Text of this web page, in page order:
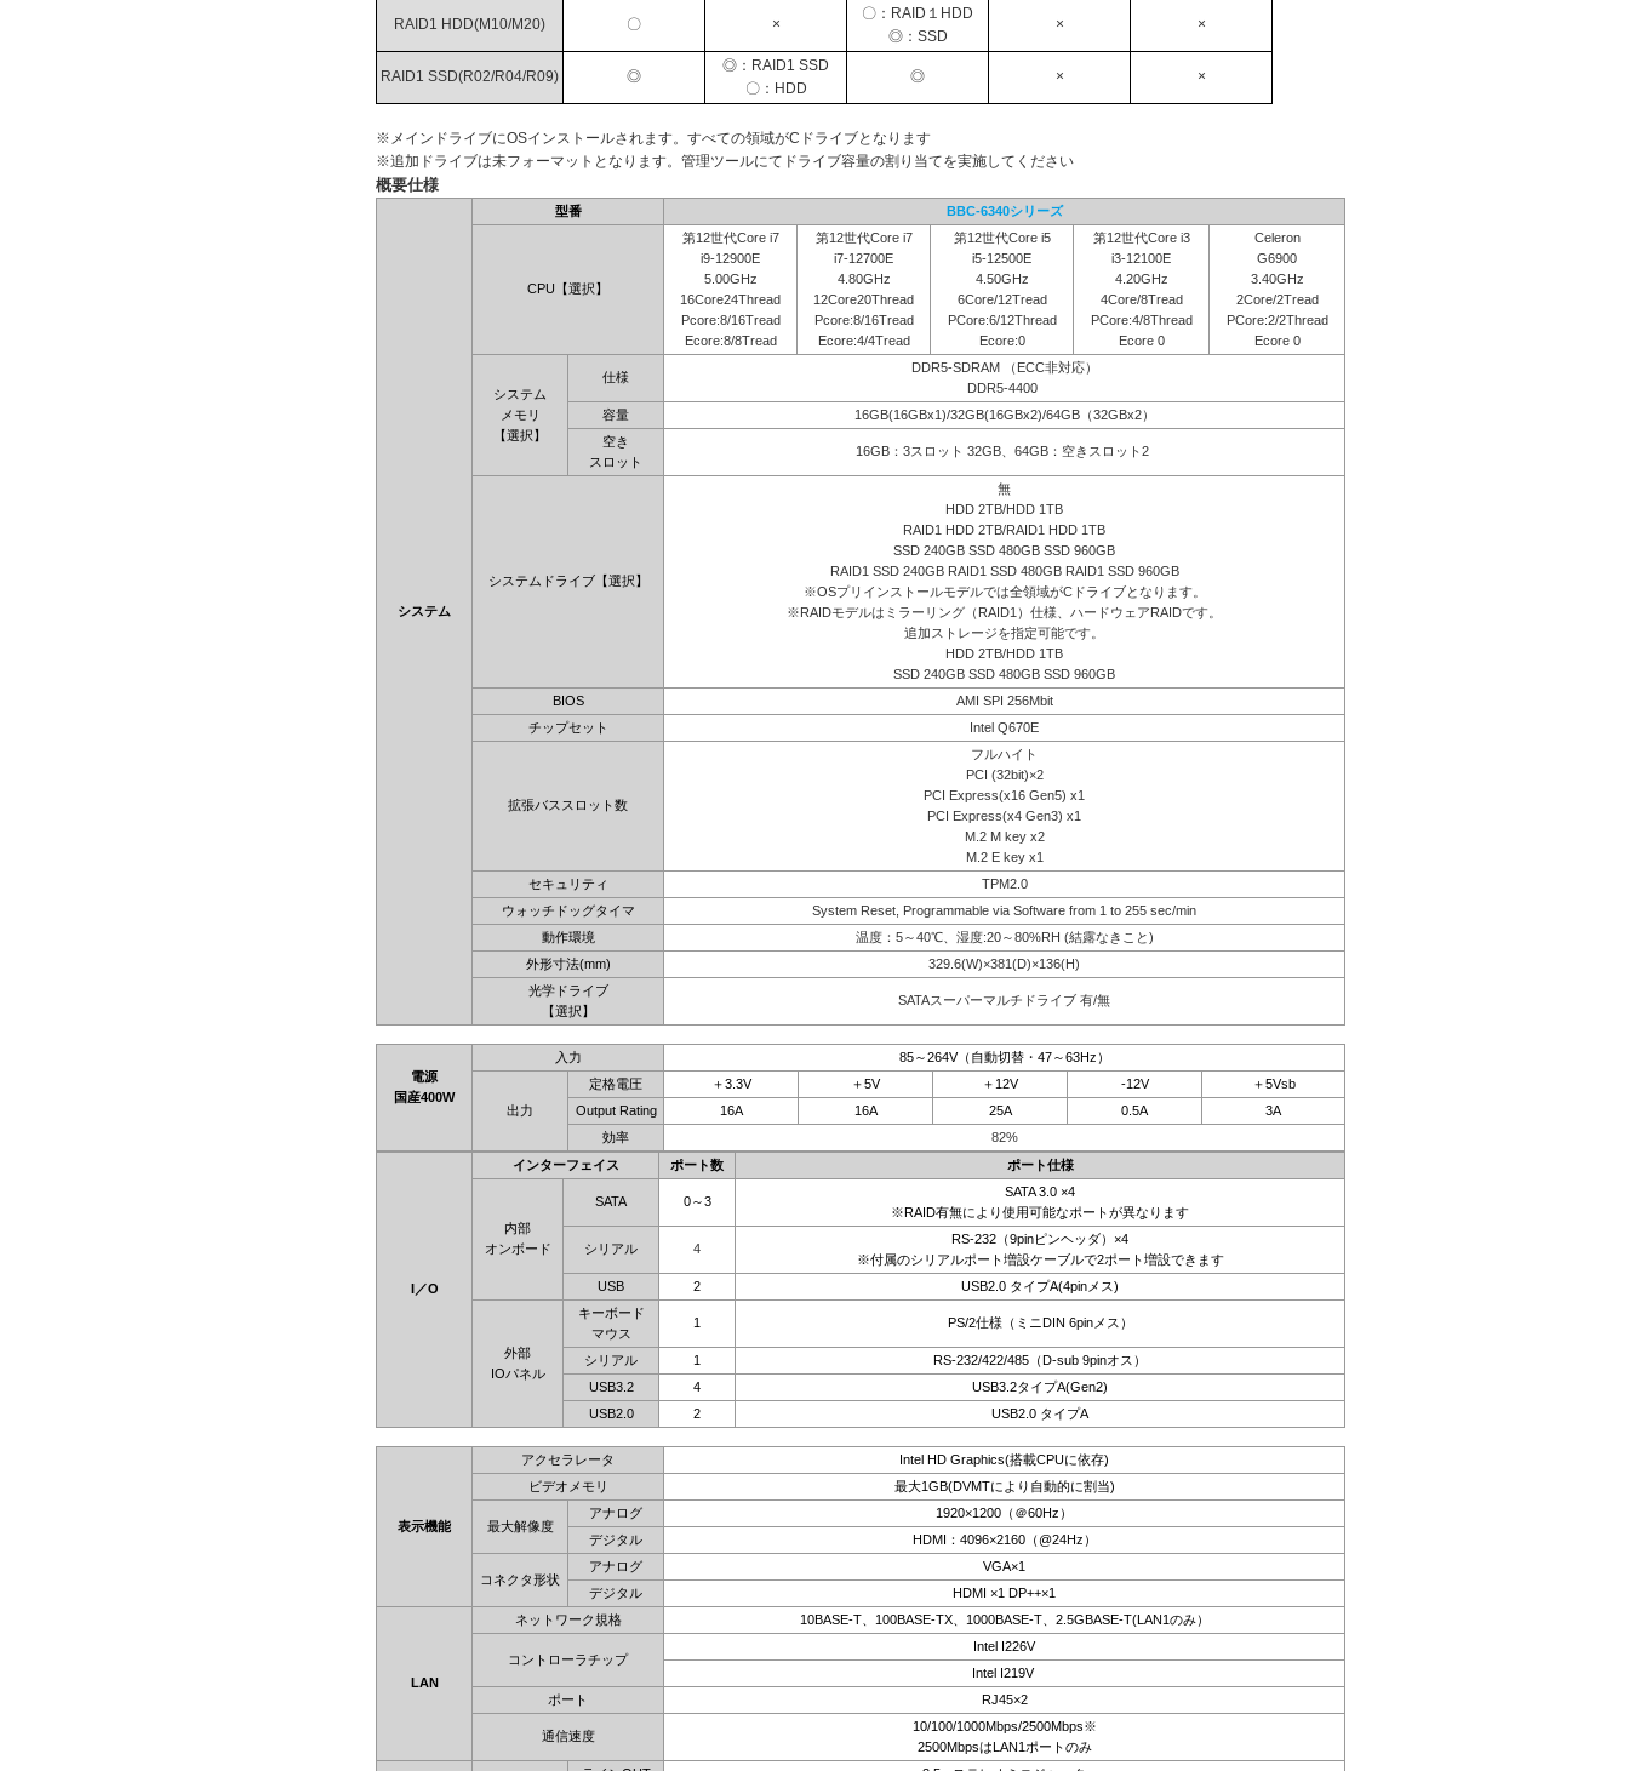
RAID1 HDD(M10/M20) 〇 ×
〇：RAID１HDD
◎：SSD
× ×
RAID1 SSD(R02/R04/R09) ◎
◎：RAID1 SSD
〇：HDD
◎ × ×
※メインドライブにOSインストールされます。すべての領域がCドライブとなります
※追加ドライブは未フォーマットとなります。管理ツールにてドライブ容量の割り当てを実施してください
概要仕様
システム
型番 BBC-6340シリーズ
CPU【選択】
第12世代Core i7
i9-12900E
5.00GHz
16Core24Thread
Pcore:8/16Tread
Ecore:8/8Tread
第12世代Core i7
i7-12700E
4.80GHz
12Core20Thread
Pcore:8/16Tread
Ecore:4/4Tread
第12世代Core i5
i5-12500E
4.50GHz
6Core/12Tread
PCore:6/12Thread
Ecore:0
第12世代Core i3
i3-12100E
4.20GHz
4Core/8Tread
PCore:4/8Thread
Ecore 0
Celeron
G6900
3.40GHz
2Core/2Tread
PCore:2/2Thread
Ecore 0
システム
メモリ
【選択】
仕様
DDR5-SDRAM （ECC非対応）
DDR5-4400
容量
16GB(16GBx1)/32GB(16GBx2)/64GB（32GBx2）
空き
スロット
16GB：3スロット 32GB、64GB：空きスロット2
システムドライブ【選択】
無
HDD 2TB/HDD 1TB
RAID1 HDD 2TB/RAID1 HDD 1TB
SSD 240GB SSD 480GB SSD 960GB
RAID1 SSD 240GB RAID1 SSD 480GB RAID1 SSD 960GB
※OSプリインストールモデルでは全領域がCドライブとなります。
※RAIDモデルはミラーリング（RAID1）仕様、ハードウェアRAIDです。
追加ストレージを指定可能です。
HDD 2TB/HDD 1TB
SSD 240GB SSD 480GB SSD 960GB
BIOS
AMI SPI 256Mbit
チップセット
Intel Q670E
拡張バススロット数
フルハイト
PCI (32bit)×2
PCI Express(x16 Gen5) x1
PCI Express(x4 Gen3) x1
M.2 M key x2
M.2 E key x1
セキュリティ
TPM2.0
ウォッチドッグタイマ
System Reset, Programmable via Software from 1 to 255 sec/min
動作環境
温度：5～40℃、湿度:20～80%RH (結露なきこと)
外形寸法(mm)
329.6(W)×381(D)×136(H)
光学ドライブ
【選択】
SATAスーパーマルチドライブ 有/無
電源
国産400W
入力 85～264V（自動切替・47～63Hz）
出力
定格電圧 ＋3.3V ＋5V ＋12V -12V
＋5Vsb
Output Rating
16A 16A 25A 0.5A
3A
効率
82%
I／O
インターフェイス ポート数 ポート仕様
内部
オンボード
SATA 0～3
SATA 3.0 ×4
※RAID有無により使用可能なポートが異なります
シリアル 4
RS-232（9pinピンヘッダ）×4
※付属のシリアルポート増設ケーブルで2ポート増設できます
USB
2 USB2.0 タイプA(4pinメス)
外部
IOパネル
キーボード
マウス
1 PS/2仕様（ミニDIN 6pinメス）
シリアル 1
RS-232/422/485（D-sub 9pinオス）
USB3.2
4
USB3.2タイプA(Gen2)
USB2.0
2 USB2.0 タイプA
表示機能
アクセラレータ
Intel HD Graphics(搭載CPUに依存)
ビデオメモリ
最大1GB(DVMTにより自動的に割当)
最大解像度
アナログ
1920×1200（＠60Hz）
デジタル
HDMI：4096×2160（@24Hz）
コネクタ形状
アナログ
VGA×1
デジタル
HDMI ×1 DP++×1
LAN
ネットワーク規格 10BASE-T、100BASE-TX、1000BASE-T、2.5GBASE-T(LAN1のみ）
コントローラチップ
Intel I226V
Intel I219V
ポート
RJ45×2
通信速度
10/100/1000Mbps/2500Mbps※
2500MbpsはLAN1ポートのみ